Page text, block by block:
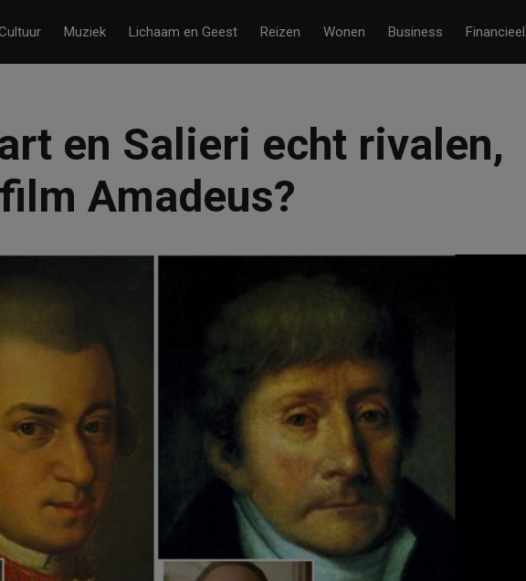
Muziek Lichaam en Geest Reizen Wonen Business Financieel
en Salieri echt rivalen,
Amadeus?